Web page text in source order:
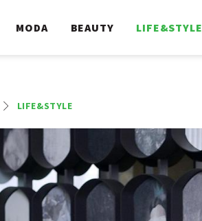
MODA BEAUTY LIFE&STYLE
LIFE&STYLE